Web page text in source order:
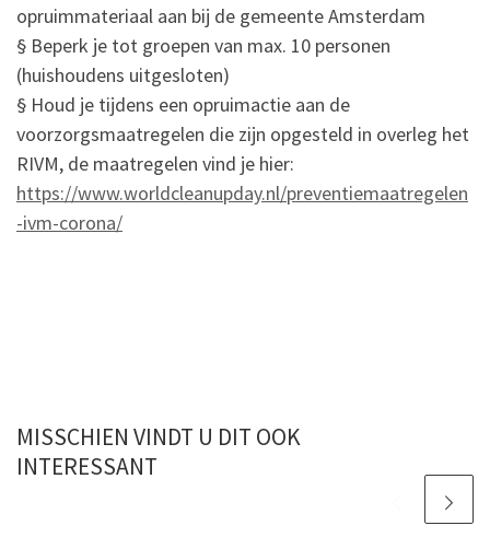
opruimmateriaal aan bij de gemeente Amsterdam
§ Beperk je tot groepen van max. 10 personen
(huishoudens uitgesloten)
§ Houd je tijdens een opruimactie aan de
voorzorgsmaatregelen die zijn opgesteld in overleg het
RIVM, de maatregelen vind je hier:
https://www.worldcleanupday.nl/preventiemaatregelen
-ivm-corona/
MISSCHIEN VINDT U DIT OOK
INTERESSANT